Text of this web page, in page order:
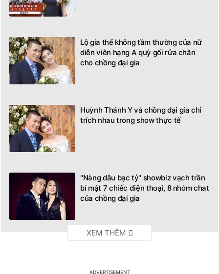
Lộ gia thế không tầm thường của nữ
diễn viên hạng A quỳ gối rửa chân
cho chồng đại gia
Huỳnh Thánh Y và chồng đại gia chỉ
trích nhau trong show thực tế
"Nàng dâu bạc tỷ" showbiz vạch trần
bí mật 7 chiếc điện thoại, 8 nhóm chat
của chồng đại gia